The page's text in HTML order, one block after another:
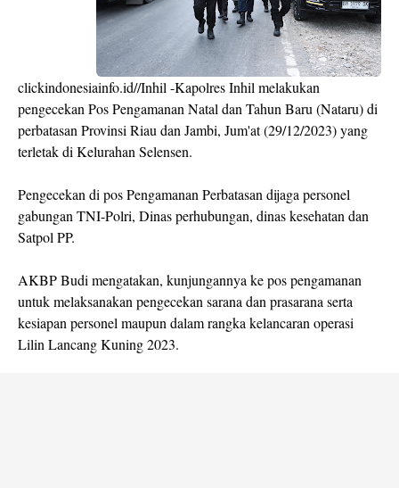
clickindonesiainfo.id//Inhil -Kapolres Inhil melakukan
pengecekan Pos Pengamanan Natal dan Tahun Baru (Nataru) di
perbatasan Provinsi Riau dan Jambi, Jum'at (29/12/2023) yang
terletak di Kelurahan Selensen.
Pengecekan di pos Pengamanan Perbatasan dijaga personel
gabungan TNI-Polri, Dinas perhubungan, dinas kesehatan dan
Satpol PP.
AKBP Budi mengatakan, kunjungannya ke pos pengamanan
untuk melaksanakan pengecekan sarana dan prasarana serta
kesiapan personel maupun dalam rangka kelancaran operasi
Lilin Lancang Kuning 2023.